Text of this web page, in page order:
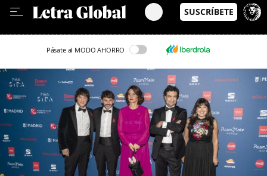
Pásate al MODO AHORRO